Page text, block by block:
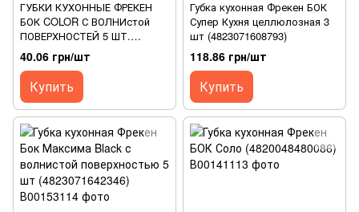
ГУБКИ КУХОННЫЕ ФРЕКЕН
БОК COLOR С ВОЛНИстой
ПОВЕРХНОСТЕЙ 5 ШТ.
(4823071649703)
40.06 грн/шт
Купить
Губка кухонная Фрекен БОК
Супер Кухня целлюлозная 3
шт (4823071608793)
118.86 грн/шт
Купить